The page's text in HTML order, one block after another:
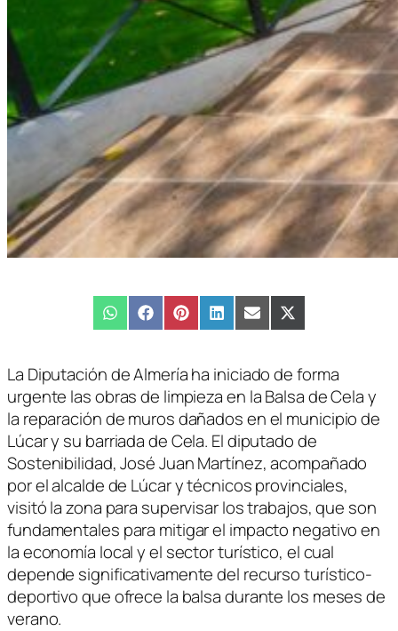
Compartir
en
WhatsAppCompartir
en
FacebookCompartir
en
PinterestCompartir
en
LinkedInCompartir
en
EmailCompartir
en
X
(Twitter)
La Diputación de Almería ha iniciado de forma
urgente las obras de limpieza en la Balsa de Cela y
la reparación de muros dañados en el municipio de
Lúcar y su barriada de Cela. El diputado de
Sostenibilidad, José Juan Martínez, acompañado
por el alcalde de Lúcar y técnicos provinciales,
visitó la zona para supervisar los trabajos, que son
fundamentales para mitigar el impacto negativo en
la economía local y el sector turístico, el cual
depende significativamente del recurso turístico-
deportivo que ofrece la balsa durante los meses de
verano.